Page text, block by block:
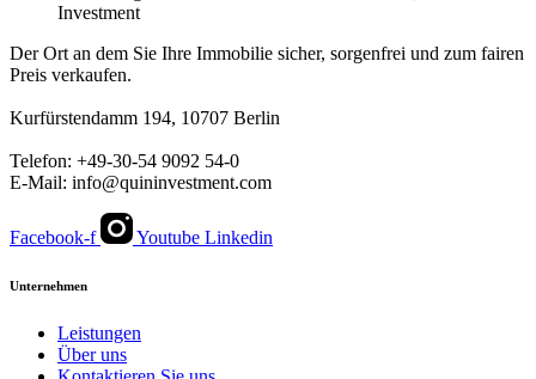
Der Ort an dem Sie Ihre Immobilie sicher, sorgenfrei und zum fairen
Preis verkaufen.
Kurfürstendamm 194, 10707 Berlin
Telefon: +49-30-54 9092 54-0
E-Mail: info@quininvestment.com
Facebook-f Youtube Linkedin
Unternehmen
Leistungen
Über uns